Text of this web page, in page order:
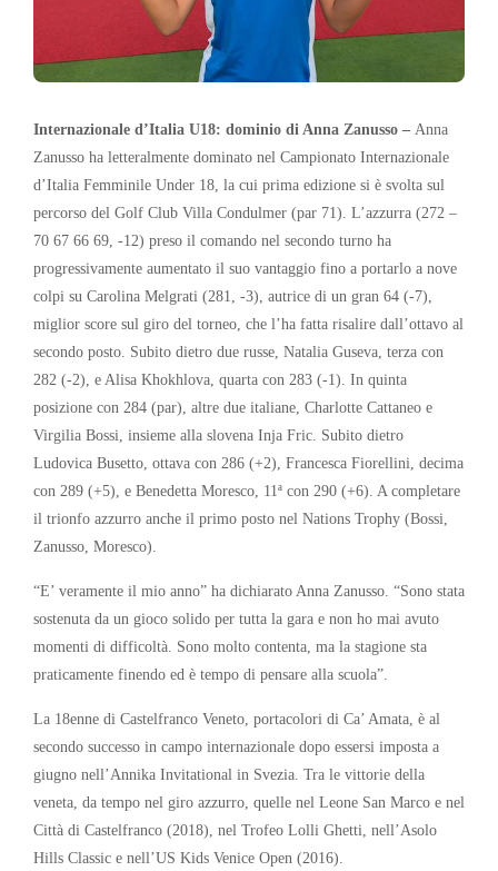
Internazionale d’Italia U18: dominio di Anna Zanusso – Anna
Zanusso ha letteralmente dominato nel Campionato Internazionale
d’Italia Femminile Under 18, la cui prima edizione si è svolta sul
percorso del Golf Club Villa Condulmer (par 71). L’azzurra (272 –
70 67 66 69, -12) preso il comando nel secondo turno ha
progressivamente aumentato il suo vantaggio fino a portarlo a nove
colpi su Carolina Melgrati (281, -3), autrice di un gran 64 (-7),
miglior score sul giro del torneo, che l’ha fatta risalire dall’ottavo al
secondo posto. Subito dietro due russe, Natalia Guseva, terza con
282 (-2), e Alisa Khokhlova, quarta con 283 (-1). In quinta
posizione con 284 (par), altre due italiane, Charlotte Cattaneo e
Virgilia Bossi, insieme alla slovena Inja Fric. Subito dietro
Ludovica Busetto, ottava con 286 (+2), Francesca Fiorellini, decima
con 289 (+5), e Benedetta Moresco, 11ª con 290 (+6). A completare
il trionfo azzurro anche il primo posto nel Nations Trophy (Bossi,
Zanusso, Moresco).
“E’ veramente il mio anno” ha dichiarato Anna Zanusso. “Sono stata
sostenuta da un gioco solido per tutta la gara e non ho mai avuto
momenti di difficoltà. Sono molto contenta, ma la stagione sta
praticamente finendo ed è tempo di pensare alla scuola”.
La 18enne di Castelfranco Veneto, portacolori di Ca’ Amata, è al
secondo successo in campo internazionale dopo essersi imposta a
giugno nell’Annika Invitational in Svezia. Tra le vittorie della
veneta, da tempo nel giro azzurro, quelle nel Leone San Marco e nel
Città di Castelfranco (2018), nel Trofeo Lolli Ghetti, nell’Asolo
Hills Classic e nell’US Kids Venice Open (2016).